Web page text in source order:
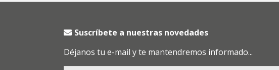
Suscríbete a nuestras novedades
Déjanos tu e-mail y te mantendremos informado...